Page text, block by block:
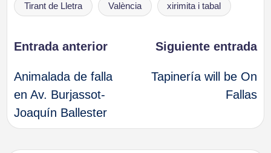
Tirant de Lletra València xirimita i tabal
Navegación
de
entradas
Entrada anterior
Animalada de falla
en Av. Burjassot-
Joaquín Ballester
Siguiente entrada
Tapinería will be On
Fallas